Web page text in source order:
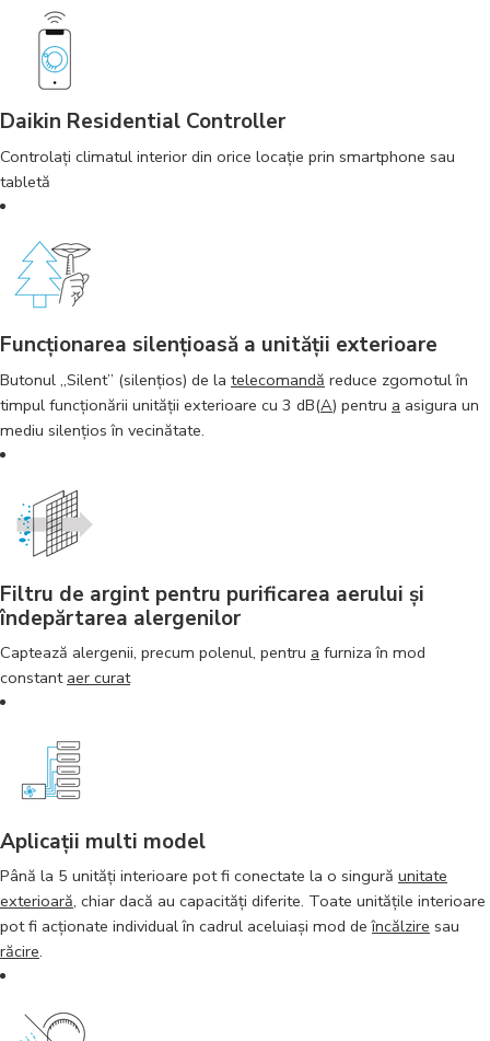
Daikin Residential Controller
Controlați climatul interior din orice locație prin smartphone sau
tabletă
Funcţionarea silenţioasă a unităţii exterioare
Butonul „Silent” (silenţios) de la telecomandă reduce zgomotul în
timpul funcţionării unităţii exterioare cu 3 dB(A) pentru a asigura un
mediu silenţios în vecinătate.
Filtru de argint pentru purificarea aerului și
îndepărtarea alergenilor
Captează alergenii, precum polenul, pentru a furniza în mod
constant aer curat
Aplicaţii multi model
Până la 5 unităţi interioare pot fi conectate la o singură unitate
exterioară, chiar dacă au capacităţi diferite. Toate unităţile interioare
pot fi acţionate individual în cadrul aceluiaşi mod deîncălzire sau
răcire.